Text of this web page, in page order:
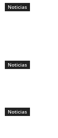
Noticias
Noticias
Noticias